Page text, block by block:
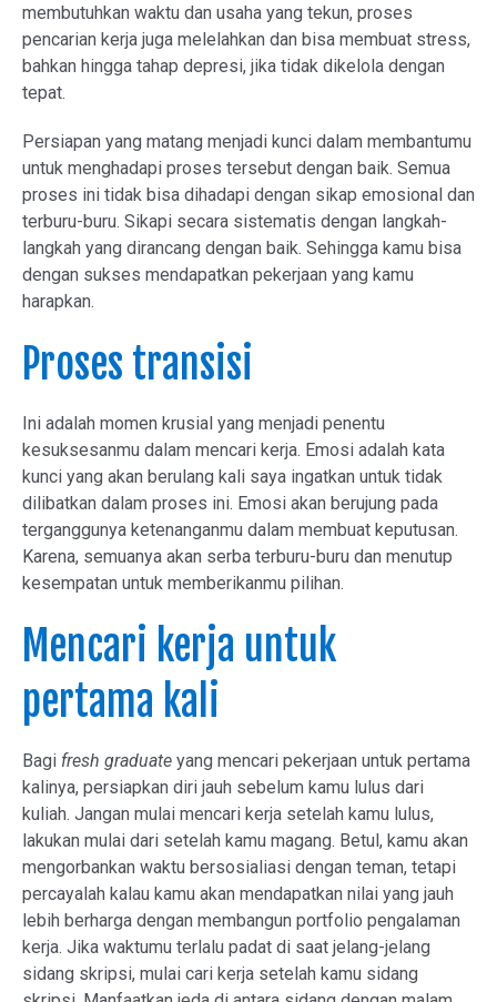
membutuhkan waktu dan usaha yang tekun, proses
pencarian kerja juga melelahkan dan bisa membuat stress,
bahkan hingga tahap depresi, jika tidak dikelola dengan
tepat.
Persiapan yang matang menjadi kunci dalam membantumu
untuk menghadapi proses tersebut dengan baik. Semua
proses ini tidak bisa dihadapi dengan sikap emosional dan
terburu-buru. Sikapi secara sistematis dengan langkah-
langkah yang dirancang dengan baik. Sehingga kamu bisa
dengan sukses mendapatkan pekerjaan yang kamu
harapkan.
Proses transisi
Ini adalah momen krusial yang menjadi penentu
kesuksesanmu dalam mencari kerja. Emosi adalah kata
kunci yang akan berulang kali saya ingatkan untuk tidak
dilibatkan dalam proses ini. Emosi akan berujung pada
terganggunya ketenanganmu dalam membuat keputusan.
Karena, semuanya akan serba terburu-buru dan menutup
kesempatan untuk memberikanmu pilihan.
Mencari kerja untuk
pertama kali
Bagi fresh graduate yang mencari pekerjaan untuk pertama
kalinya, persiapkan diri jauh sebelum kamu lulus dari
kuliah. Jangan mulai mencari kerja setelah kamu lulus,
lakukan mulai dari setelah kamu magang. Betul, kamu akan
mengorbankan waktu bersosialiasi dengan teman, tetapi
percayalah kalau kamu akan mendapatkan nilai yang jauh
lebih berharga dengan membangun portfolio pengalaman
kerja. Jika waktumu terlalu padat di saat jelang-jelang
sidang skripsi, mulai cari kerja setelah kamu sidang